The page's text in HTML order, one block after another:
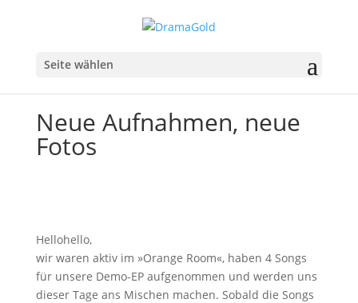
Seite wählen
Neue Aufnahmen, neue
Fotos
Hellohello,
wir waren aktiv im »Orange Room«, haben 4 Songs
für unsere Demo-EP aufgenommen und werden uns
dieser Tage ans Mischen machen. Sobald die Songs